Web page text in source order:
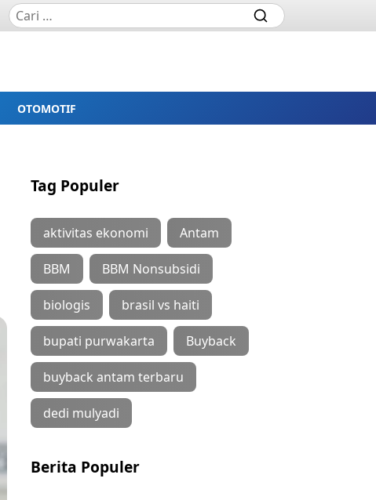
OTOMOTIF
Tag Populer
aktivitas ekonomi Antam
BBM BBM Nonsubsidi
biologis brasil vs haiti
bupati purwakarta Buyback
buyback antam terbaru
dedi mulyadi
Berita Populer